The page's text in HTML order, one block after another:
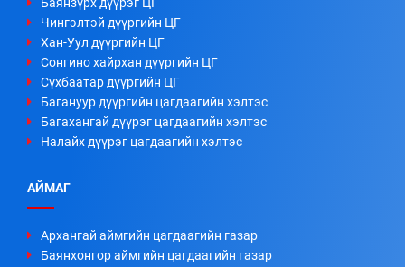
Чингэлтэй дүүргийн ЦГ
Хан-Уул дүүргийн ЦГ
Сонгино хайрхан дүүргийн ЦГ
Сүхбаатар дүүргийн ЦГ
Багануур дүүргийн цагдаагийн хэлтэс
Багахангай дүүрэг цагдаагийн хэлтэс
Налайх дүүрэг цагдаагийн хэлтэс
АЙМАГ
Архангай аймгийн цагдаагийн газар
Баянхонгор аймгийн цагдаагийн газар